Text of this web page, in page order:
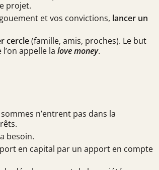
projet.
et vos convictions, lancer un
cercle(famille, amis, proches). Le but
appelle lalove money.
n’entrent pas dans la
besoin.
en capital par un apport en compte